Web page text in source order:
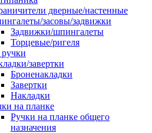
дверные/настенные
засовы/задвижки
Задвижки/шпингалеты
Торцевые/ригеля
завертки
Броненакладки
Завертки
Накладки
на планке
Ручки на планке общего
назначения